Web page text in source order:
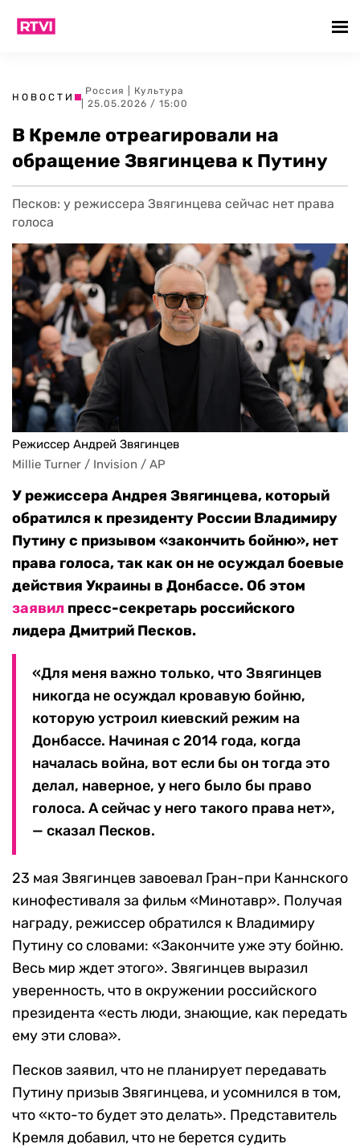
НОВОСТИ
Россия
Культура
| 25.05.2026 / 15:00
В Кремле отреагировали на
обращение Звягинцева к Путину
Песков: у режиссера Звягинцева сейчас нет права
голоса
Режиссер Андрей Звягинцев
Millie Turner / Invision / AP
У режиссера Андрея Звягинцева, который
обратился к президенту России Владимиру
Путину с призывом «закончить бойню», нет
права голоса, так как он не осуждал боевые
действия Украины в Донбассе. Об этом
заявил пресс-секретарь российского
лидера Дмитрий Песков.
«Для меня важно только, что Звягинцев
никогда не осуждал кровавую бойню,
которую устроил киевский режим на
Донбассе. Начиная с 2014 года, когда
началась война, вот если бы он тогда это
делал, наверное, у него было бы право
голоса. А сейчас у него такого права нет»,
— сказал Песков.
23 мая Звягинцев завоевал Гран-при Каннского
кинофестиваля за фильм «Минотавр». Получая
награду, режиссер обратился к Владимиру
Путину со словами: «Закончите уже эту бойню.
Весь мир ждет этого». Звягинцев выразил
уверенность, что в окружении российского
президента «есть люди, знающие, как передать
ему эти слова».
Песков заявил, что не планирует передавать
Путину призыв Звягинцева, и усомнился в том,
что «кто-то будет это делать». Представитель
Кремля добавил, что не берется судить